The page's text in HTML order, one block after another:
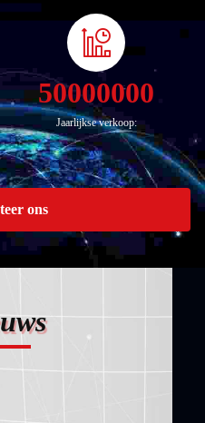
50000000
Jaarlijkse verkoop:
ons